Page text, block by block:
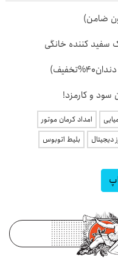
سفید کننده خانگی
امداد کرمان موتور
دیجیتال بلیط اتوبوس